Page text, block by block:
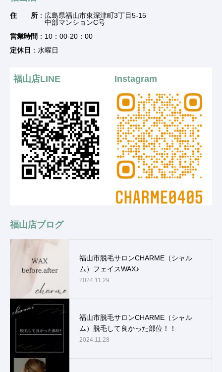
住 所 ：広島県福山市東深津町3丁目5-15
中部マンションC号
営業時間 ：10：00-20：00
定休日 ：水曜日
福山店LINE Instagram
福山店ブログ
福山市脱毛サロンCHARME（シャル
ム）フェイスWAX♪
2024.11.29
福山市脱毛サロンCHARME（シャル
ム）脱毛して良かった部位！！
2024.11.28